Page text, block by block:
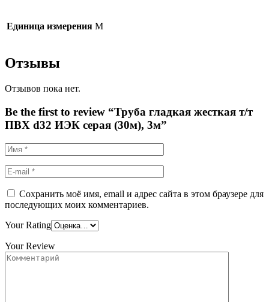
Единица измерения М
Отзывы
Отзывов пока нет.
Be the first to review “Труба гладкая жесткая т/т
ПВХ d32 ИЭК серая (30м), 3м”
Сохранить моё имя, email и адрес сайта в этом браузере для
последующих моих комментариев.
Your Rating
Your Review